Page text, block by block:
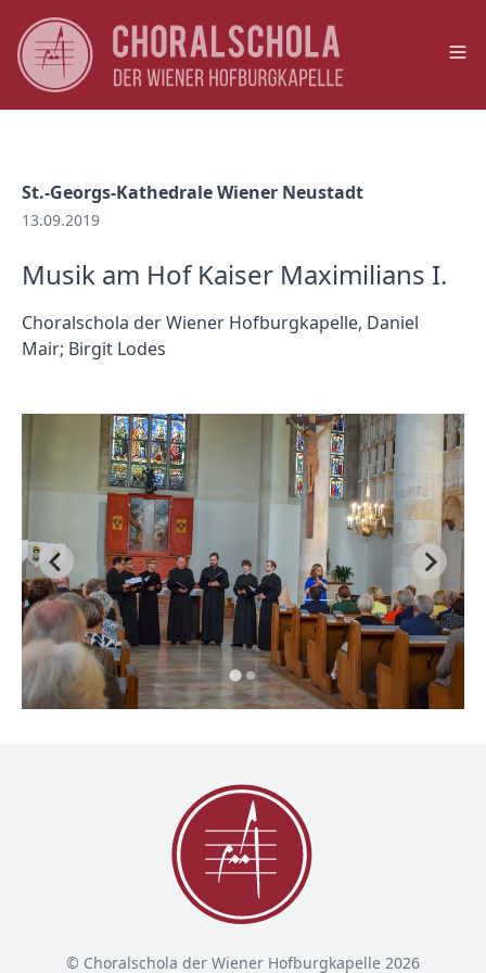
St.-Georgs-Kathedrale Wiener Neustadt
13.09.2019
Musik am Hof Kaiser Maximilians I.
Choralschola der Wiener Hofburgkapelle, Daniel
Mair; Birgit Lodes
© Choralschola der Wiener Hofburgkapelle 2026